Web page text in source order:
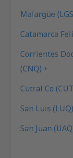
Malargüe
Catamarca
Corrientes
(CNQ)
Cutral Co
San Luis (LUQ)
San Juan